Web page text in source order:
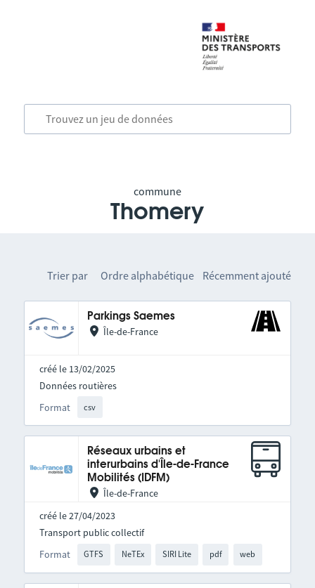
commune
Thomery
Trier par Ordre alphabétique Récemment ajouté
Parkings Saemes
Île-de-France
créé le 13/02/2025
Format csv
Données routières
Réseaux urbains et
interurbains d'Île-de-France
Mobilités (IDFM)
Île-de-France
créé le 27/04/2023
Format GTFS NeTEx SIRI Lite pdf web
Transport public collectif